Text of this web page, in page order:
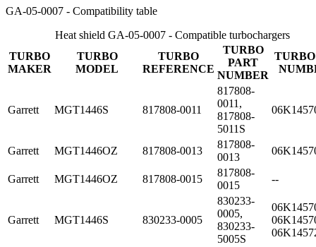
GA-05-0007 - Compatibility table
Heat shield GA-05-0007 - Compatible turbochargers
TURBO
MAKER
TURBO
MODEL
TURBO
REFERENCE
TURBO
PART
NUMBER
Garrett MGT1446S 817808-0011
817808-
0011,
817808-
5011S
Garrett MGT1446OZ 817808-0013
817808-
0013
Garrett MGT1446OZ 817808-0015
817808-
0015
--
Garrett MGT1446S 830233-0005
830233-
0005,
830233-
5005S